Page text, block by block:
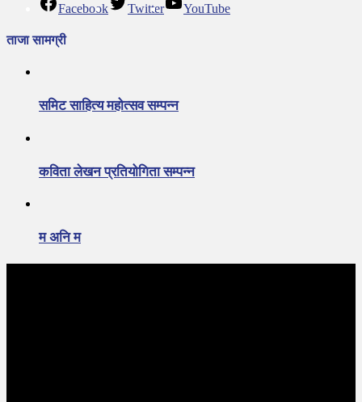
Facebook Twitter YouTube
ताजा सामग्री
समिट साहित्य महोत्सव सम्पन्न
कविता लेखन प्रतियोगिता सम्पन्न
म अनि म